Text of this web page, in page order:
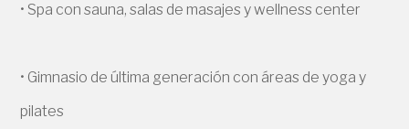
• Spa con sauna, salas de masajes y wellness center
• Gimnasio de última generación con áreas de yoga y
pilates